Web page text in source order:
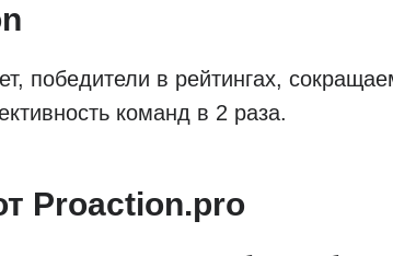
победители в рейтингах,
команд в 2 раза.
Proaction.pro